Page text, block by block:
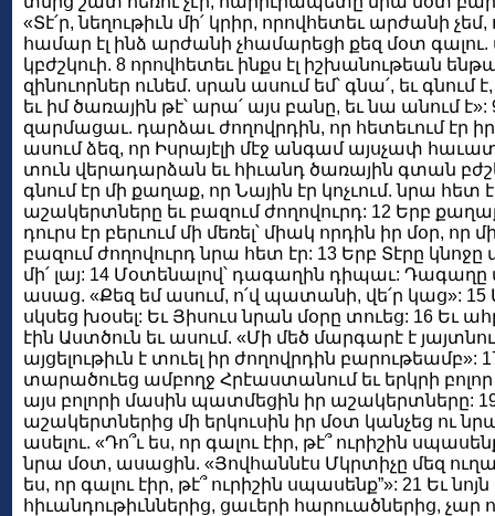
«Տէ՛ր, նեղութիւն մի՛ կրիր, որովհետեւ արժանի
համար էլ ինձ արժանի չհամարեցի քեզ մօտ
կբժշկուի. 8 որովհետեւ ինքս էլ իշխանութեան
զինուորներ ունեմ. սրան ասում եմ՝ գնա՛, եւ գնում
եւ իմ ծառային թէ՝ արա՛ այս բանը, եւ նա անում է»:
զարմացաւ. դարձաւ ժողովրդին, որ հետեւում էր
ասում ձեզ, որ Իսրայէլի մէջ անգամ այսչափ
տուն վերադարձան եւ հիւանդ ծառային գտան
գնում էր մի քաղաք, որ Նային էր կոչւում. նրա հետ
աշակերտները եւ բազում ժողովուրդ: 12 Երբ
դուրս էր բերւում մի մեռել՝ միակ որդին իր մօր, որ
բազում ժողովուրդ նրա հետ էր: 13 Երբ Տէրը
մի՛ լայ: 14 Մօտենալով՝ դագաղին դիպաւ:
ասաց. «Քեզ եմ ասում, ո՛վ պատանի, վե՛ր կաց»: 15
սկսեց խօսել: Եւ Յիսուս նրան մօրը տուեց: 16 Եւ
էին Աստծուն եւ ասում. «Մի մեծ մարգարէ է
այցելութիւն է տուել իր ժողովրդին բարութեամբ»:
տարածուեց ամբողջ Հրէաստանում եւ երկրի բոլոր
այս բոլորի մասին պատմեցին իր աշակերտները:
աշակերտներից մի երկուսին իր մօտ կանչեց ու
ասելու. «Դո՞ւ ես, որ գալու էիր, թէ՞ ուրիշին
նրա մօտ, ասացին. «Յովհաննէս Մկրտիչը մեզ
ես, որ գալու էիր, թէ՞ ուրիշին սպասենք”»: 21 Եւ
հիւանդութիւններից, ցաւերի հարուածներից, չար